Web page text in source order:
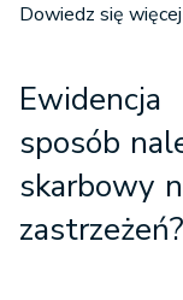
Dowiedz się
sposób
skarbowy
zastrzeżeń?